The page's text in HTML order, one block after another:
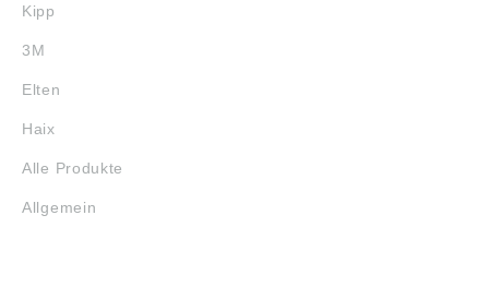
Kipp
3M
Elten
Haix
Alle Produkte
Allgemein